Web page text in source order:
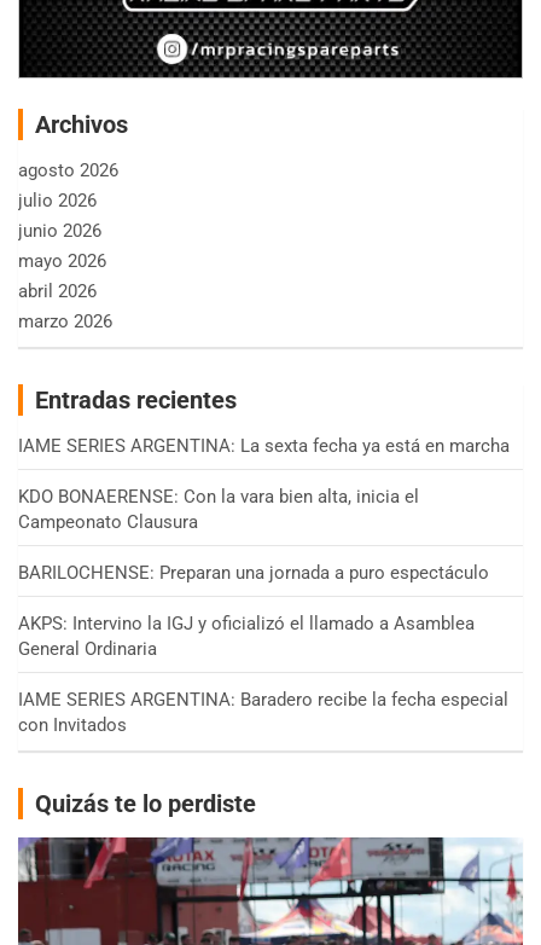
Archivos
agosto 2026
julio 2026
junio 2026
mayo 2026
abril 2026
marzo 2026
Entradas recientes
IAME SERIES ARGENTINA: La sexta fecha ya está en marcha
KDO BONAERENSE: Con la vara bien alta, inicia el
Campeonato Clausura
BARILOCHENSE: Preparan una jornada a puro espectáculo
AKPS: Intervino la IGJ y oficializó el llamado a Asamblea
General Ordinaria
IAME SERIES ARGENTINA: Baradero recibe la fecha especial
con Invitados
Quizás te lo perdiste